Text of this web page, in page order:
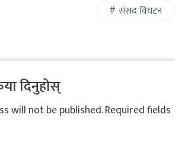
संसद विघटन
दिनुहोस्
will not be published.Required fields